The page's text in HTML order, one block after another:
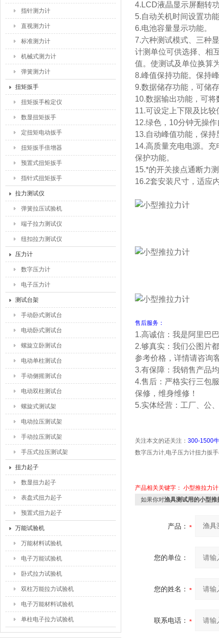
指针测力计
直视测力计
标准测力计
机械式测力计
弹簧测力计
扭矩扳手
扭矩扳手检定仪
数显扭矩扳手
定扭矩电动扳手
扭矩扳手倍增器
预置式扭矩扳手
指针式扭矩扳手
拉力测试仪
弹簧拉压试验机
端子拉力测试仪
纽扣拉力测试仪
压力计
数字压力计
电子压力计
测试台架
手动卧式测试台
电动卧式测试台
螺旋立卧测试台
电动单柱测试台
手动侧摇测试台
电动双柱测试台
螺旋式测试架
电动拉压测试架
手动拉压测试架
手压式拉压测试架
扭力起子
数显扭力起子
表盘式扭力起子
预置式扭力起子
万能试验机
万能材料试验机
电子万能试验机
卧式拉力试验机
双柱万能拉力试验机
电子万能材料试验机
单柱电子拉力试验机
4.LCD液晶显示屏翻转
5.自动关机时间设置功
6.电池容量显示功能。
7.六种测试模式、三种
计测单位可供选择、相
值。使测试及单位换算
8.峰值保持功能。保持
9.数据储存功能，可储
10.数据输出功能，可
11.可设定上下限及比较
12.绿色，10分钟无操
13.自动峰值功能，保
14.高质量充电电源。
保护功能。
15.*的开关接点通断力
16.2套安装尺寸，适应
售后服务：
1.高诚信：我是阿里巴
2.够真实：我们公图片
参考价格，详情请咨询
3.有保障：我销售产品
4.售后：严格实行三包
保修，维身维修！
5.实体经营：工厂、公
关注本文的还关注： 300-1500
数字压力计,电子压力计扭力扳
产品相关关键字： 小型推拉力计
如果你对渔具测试用的小型
产品：
您的单位：
您的姓名：
联系电话：